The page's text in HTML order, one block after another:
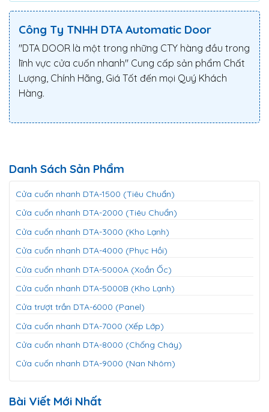
Công Ty TNHH DTA Automatic Door
"DTA DOOR là một trong những CTY hàng đầu trong
lĩnh vực cửa cuốn nhanh" Cung cấp sản phẩm Chất
Lượng, Chính Hãng, Giá Tốt đến mọi Quý Khách
Hàng.
Danh Sách Sản Phẩm
Cửa cuốn nhanh DTA-1500 (Tiêu Chuẩn)
Cửa cuốn nhanh DTA-2000 (Tiêu Chuẩn)
Cửa cuốn nhanh DTA-3000 (Kho Lạnh)
Cửa cuốn nhanh DTA-4000 (Phục Hồi)
Cửa cuốn nhanh DTA-5000A (Xoắn Ốc)
Cửa cuốn nhanh DTA-5000B (Kho Lạnh)
Cửa trượt trần DTA-6000 (Panel)
Cửa cuốn nhanh DTA-7000 (Xếp Lớp)
Cửa cuốn nhanh DTA-8000 (Chống Cháy)
Cửa cuốn nhanh DTA-9000 (Nan Nhôm)
Bài Viết Mới Nhất